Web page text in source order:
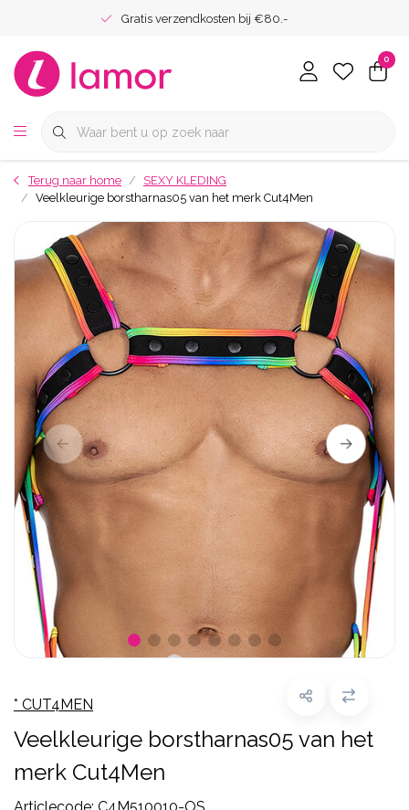
Gratis verzendkosten bij €80.-
0
Terug naar home
SEXY KLEDING
Veelkleurige borstharnas05 van het merk Cut4Men
* CUT4MEN
Veelkleurige borstharnas05 van het
merk Cut4Men